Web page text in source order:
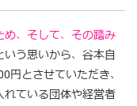
め、そして、その踏み
いう思いから、谷本自
円とさせていただき、
れている団体や経営者